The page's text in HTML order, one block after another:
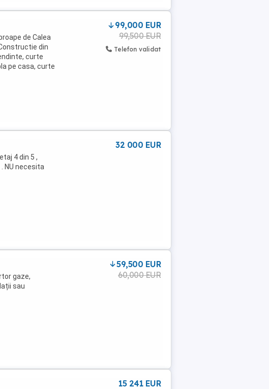
de Calea
din
curte
pe casa, curte
99,000 EUR
99,500 EUR
Telefon validat
4 din 5 ,
NU necesita
32 000 EUR
gaze,
sau
59,500 EUR
60,000 EUR
15 241 EUR